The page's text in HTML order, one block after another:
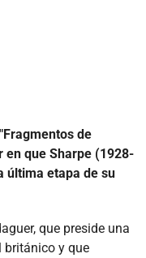
"Fragmentos de
en que Sharpe (1928-
última etapa de su
que preside una
británico y que